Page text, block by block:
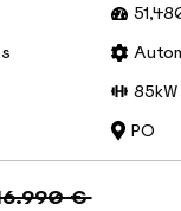
85kW
PO
€